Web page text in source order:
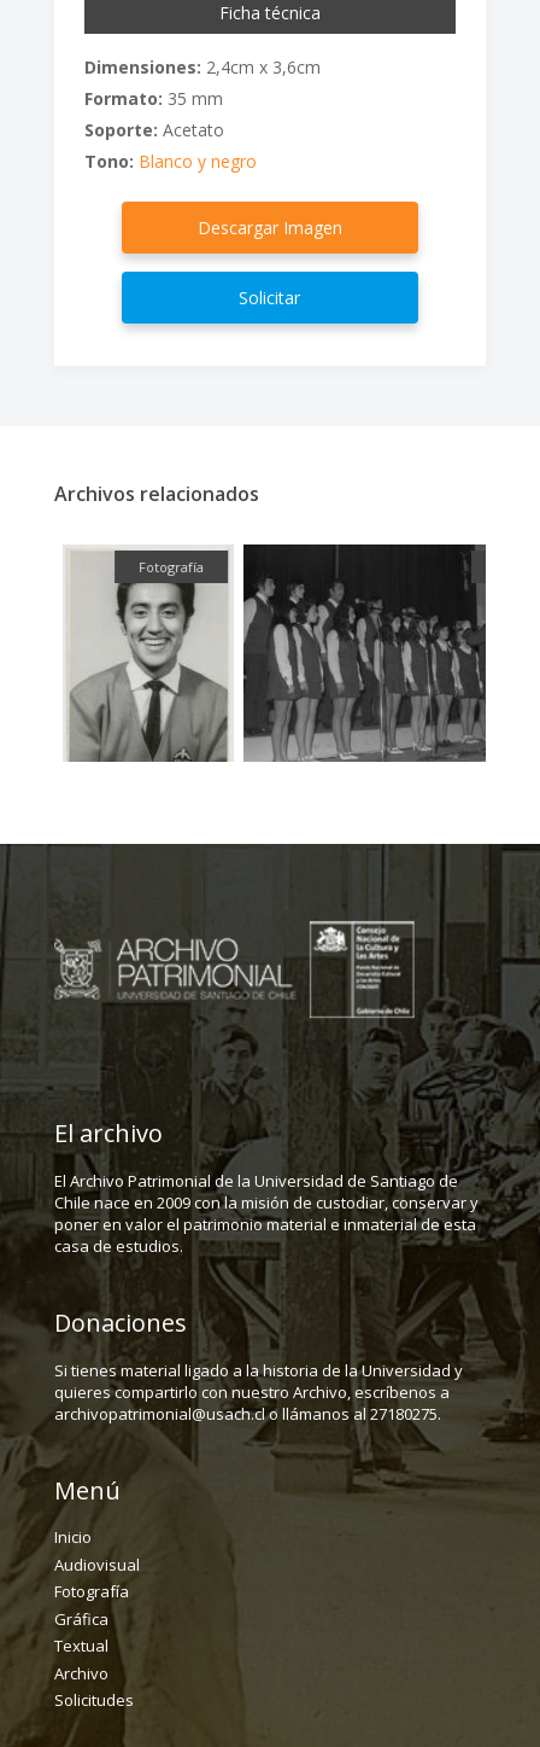
Ficha técnica
Dimensiones: 2,4cm x 3,6cm
Formato: 35 mm
Soporte: Acetato
Tono: Blanco y negro
Descargar Imagen
Solicitar
Archivos relacionados
Fotografía
El archivo
El Archivo Patrimonial de la Universidad de Santiago de
Chile nace en 2009 con la misión de custodiar, conservar y
poner en valor el patrimonio material e inmaterial de esta
casa de estudios.
Donaciones
Si tienes material ligado a la historia de la Universidad y
quieres compartirlo con nuestro Archivo, escríbenos a
archivopatrimonial@usach.cl o llámanos al 27180275.
Menú
Inicio
Audiovisual
Fotografía
Gráfica
Textual
Archivo
Solicitudes